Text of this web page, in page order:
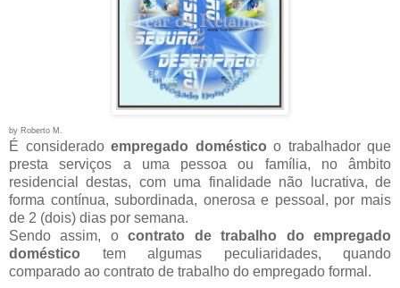
by Roberto M.
É considerado empregado doméstico o trabalhador que
presta serviços a uma pessoa ou família, no âmbito
residencial destas, com uma finalidade não lucrativa, de
forma contínua, subordinada, onerosa e pessoal, por mais
de 2 (dois) dias por semana.
Sendo assim, ocontrato de trabalho do empregado
doméstico tem algumas peculiaridades, quando
comparado ao contrato de trabalho do empregado formal.